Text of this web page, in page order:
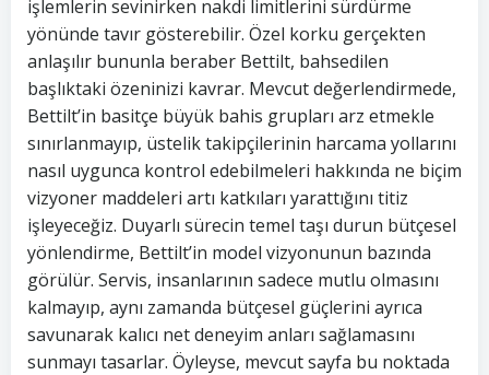
işlemlerin sevinirken nakdi limitlerini sürdürme
yönünde tavır gösterebilir. Özel korku gerçekten
anlaşılır bununla beraber Bettilt, bahsedilen
başlıktaki özeninizi kavrar. Mevcut değerlendirmede,
Bettilt’in basitçe büyük bahis grupları arz etmekle
sınırlanmayıp, üstelik takipçilerinin harcama yollarını
nasıl uygunca kontrol edebilmeleri hakkında ne biçim
vizyoner maddeleri artı katkıları yarattığını titiz
işleyeceğiz. Duyarlı sürecin temel taşı durun bütçesel
yönlendirme, Bettilt’in model vizyonunun bazında
görülür. Servis, insanlarının sadece mutlu olmasını
kalmayıp, aynı zamanda bütçesel güçlerini ayrıca
savunarak kalıcı net deneyim anları sağlamasını
sunmayı tasarlar. Öyleyse, mevcut sayfa bu noktada